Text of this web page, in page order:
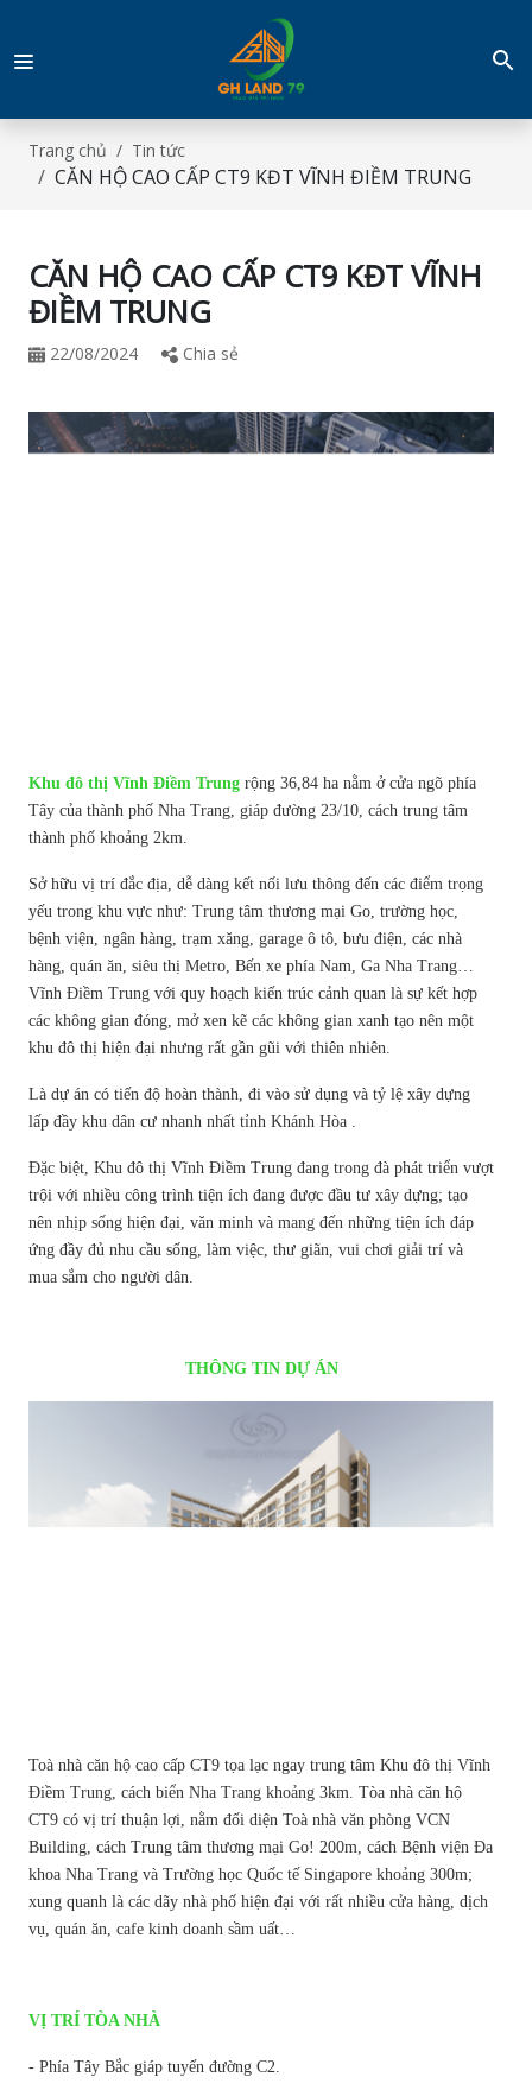
Trang chủ Tin tức
CĂN HỘ CAO CẤP CT9 KĐT VĨNH ĐIỀM TRUNG
CĂN HỘ CAO CẤP CT9 KĐT VĨNH
ĐIỀM TRUNG
22/08/2024 Chia sẻ
Khu đô thị Vĩnh Điềm Trung rộng 36,84 ha nằm ở cửa ngõ phía
Tây của thành phố Nha Trang, giáp đường 23/10, cách trung tâm
thành phố khoảng 2km.
Sở hữu vị trí đắc địa, dễ dàng kết nối lưu thông đến các điểm trọng
yếu trong khu vực như: Trung tâm thương mại Go, trường học,
bệnh viện, ngân hàng, trạm xăng, garage ô tô, bưu điện, các nhà
hàng, quán ăn, siêu thị Metro, Bến xe phía Nam, Ga Nha Trang…
Vĩnh Điềm Trung với quy hoạch kiến trúc cảnh quan là sự kết hợp
các không gian đóng, mở xen kẽ các không gian xanh tạo nên một
khu đô thị hiện đại nhưng rất gần gũi với thiên nhiên.
Là dự án có tiến độ hoàn thành, đi vào sử dụng và tỷ lệ xây dựng
lấp đầy khu dân cư nhanh nhất tỉnh Khánh Hòa .
Đặc biệt, Khu đô thị Vĩnh Điềm Trung đang trong đà phát triển vượt
trội với nhiều công trình tiện ích đang được đầu tư xây dựng; tạo
nên nhịp sống hiện đại, văn minh và mang đến những tiện ích đáp
ứng đầy đủ nhu cầu sống, làm việc, thư giãn, vui chơi giải trí và
mua sắm cho người dân.
THÔNG TIN DỰ ÁN
Toà nhà căn hộ cao cấp CT9 tọa lạc ngay trung tâm Khu đô thị Vĩnh
Điềm Trung, cách biển Nha Trang khoảng 3km. Tòa nhà căn hộ
CT9 có vị trí thuận lợi, nằm đối diện Toà nhà văn phòng VCN
Building, cách Trung tâm thương mại Go! 200m, cách Bệnh viện Đa
khoa Nha Trang và Trường học Quốc tế Singapore khoảng 300m;
xung quanh là các dãy nhà phố hiện đại với rất nhiều cửa hàng, dịch
vụ, quán ăn, cafe kinh doanh sầm uất…
VỊ TRÍ TÒA NHÀ
- Phía Tây Bắc giáp tuyến đường C2.